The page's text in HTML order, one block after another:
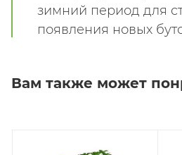
зимний период для
появления новых
Вам также может